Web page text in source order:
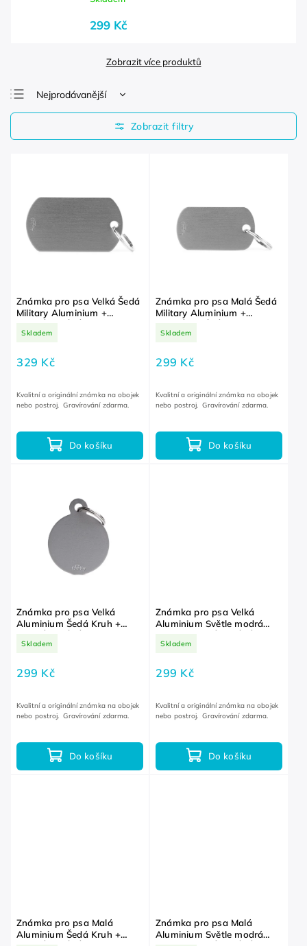
299 Kč
Zobrazit více produktů
Nejprodávanější
Nejlevnější
Nejdražší
Známka pro psa Velká Šedá
Military Aluminium +
Skladem
329 Kč
Do košíku
Kvalitní a originální známka na obojek
nebo postroj. Gravírování zdarma.
Známka pro psa Malá Šedá
Military Aluminium +
Skladem
299 Kč
Do košíku
Kvalitní a originální známka na obojek
nebo postroj. Gravírování zdarma.
Známka pro psa Velká
Aluminium Šedá Kruh +
Skladem
299 Kč
Do košíku
Kvalitní a originální známka na obojek
nebo postroj. Gravírování zdarma.
Známka pro psa Velká
Aluminium Světle modrá
ZDARMA
Skladem
299 Kč
Do košíku
Kvalitní a originální známka na obojek
nebo postroj. Gravírování zdarma.
Známka pro psa Malá
Aluminium Šedá Kruh +
Známka pro psa Malá
Aluminium Světle modrá